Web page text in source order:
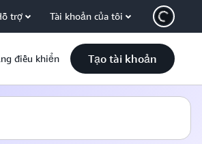
trợ Tài khoản của tôi
điều khiển Tạo tài khoản